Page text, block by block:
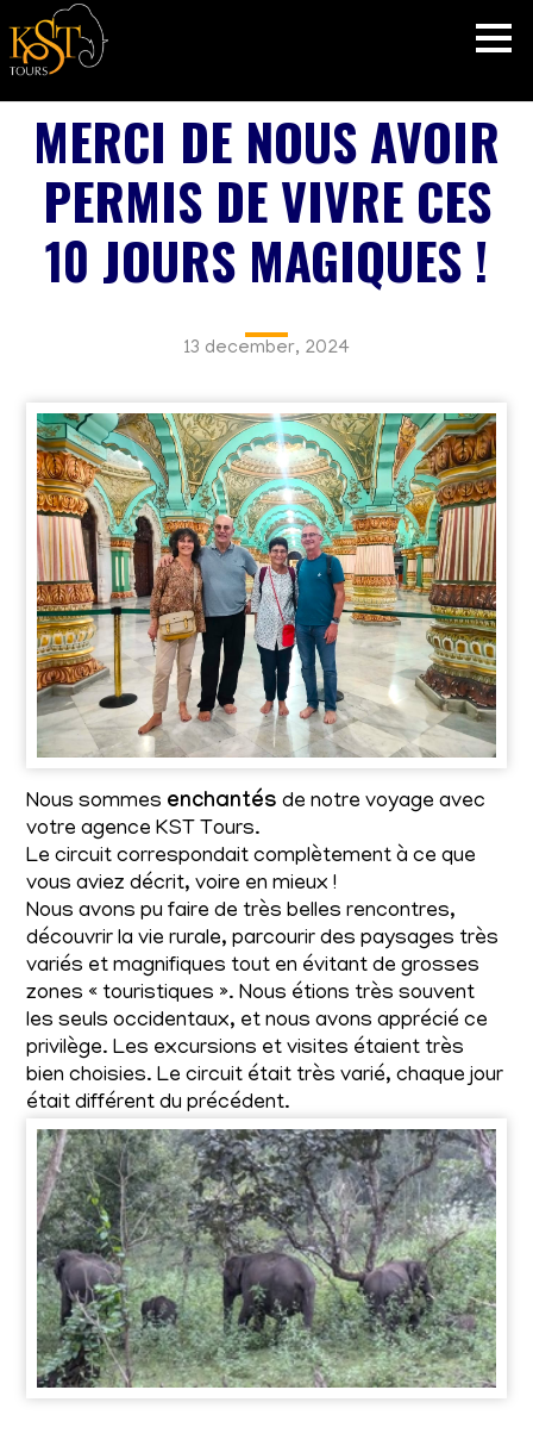
MERCI DE NOUS AVOIR
PERMIS DE VIVRE CES
10 JOURS MAGIQUES !
13 december, 2024
Nous sommes enchantés de notre voyage avec
votre agence KST Tours.
Le circuit correspondait complètement à ce que
vous aviez décrit, voire en mieux !
Nous avons pu faire de très belles rencontres,
découvrir la vie rurale, parcourir des paysages très
variés et magnifiques tout en évitant de grosses
zones « touristiques ». Nous étions très souvent
les seuls occidentaux, et nous avons apprécié ce
privilège. Les excursions et visites étaient très
bien choisies. Le circuit était très varié, chaque jour
était différent du précédent.